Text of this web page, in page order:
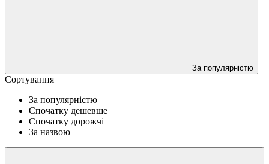
За популярністю
Сортування
За популярністю
Спочатку дешевше
Спочатку дорожчі
За назвою